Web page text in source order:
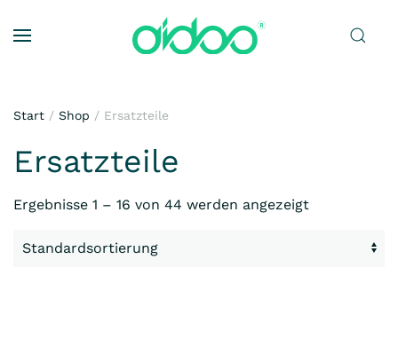
Zum Hauptinhalt springen
Start / Shop / Ersatzteile
Ersatzteile
Ergebnisse 1 – 16 von 44 werden angezeigt